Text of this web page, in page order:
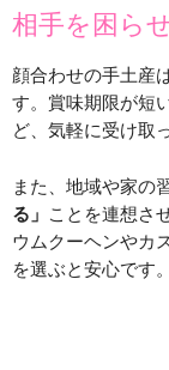
相手を困ら
顔合わせの手土産は
す。賞味期限が短
ど、気軽に受け取
また、地域や家の
る」 ことを連想さ
ウムクーヘンやカ
を選ぶと安心です。